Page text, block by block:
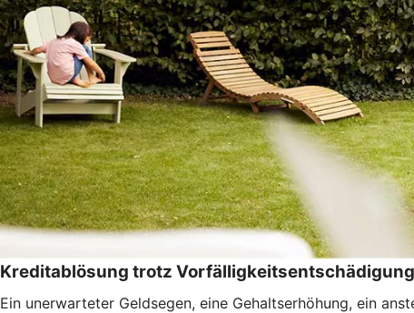
Kreditablösung trotz
Ein unerwarteter Geldsegen, eine Gehaltserhöhung, ein